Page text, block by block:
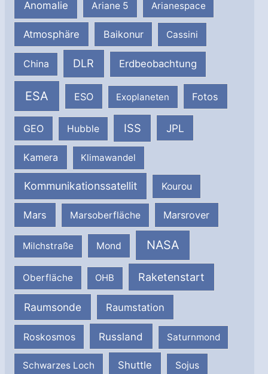
Anomalie Ariane 5 Arianespace
Atmosphäre Baikonur Cassini
China DLR Erdbeobachtung
ESA ESO Exoplaneten Fotos
GEO Hubble ISS JPL
Kamera Klimawandel
Kommunikationssatellit Kourou
Mars Marsoberfläche Marsrover
Milchstraße Mond NASA
Oberfläche OHB Raketenstart
Raumsonde Raumstation
Roskosmos Russland Saturnmond
Schwarzes Loch Shuttle Sojus